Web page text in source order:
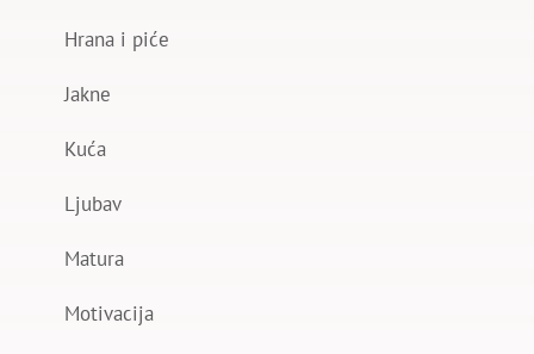
Hrana i piće
Jakne
Kuća
Ljubav
Matura
Motivacija